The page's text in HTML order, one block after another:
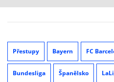
Přestupy Bayern FC
Bundesliga Španělsko